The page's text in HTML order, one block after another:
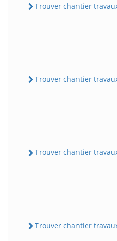
Trouver chantier
Trouver chantier
Trouver chantier travaux
Trouver chantier travaux